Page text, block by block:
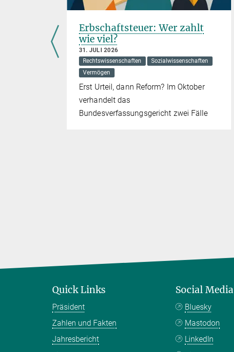
Erbschaftsteuer: Wer zahlt
wie viel?
31. JULI 2026
Rechtswissenschaften
Sozialwissenschaften
Vermögen
Erst Urteil, dann Reform? Im Oktober
verhandelt das
Bundesverfassungsgericht zwei Fälle
Quick Links
Präsident
Zahlen und Fakten
Jahresbericht
Social Media
Bluesky
Mastodon
LinkedIn